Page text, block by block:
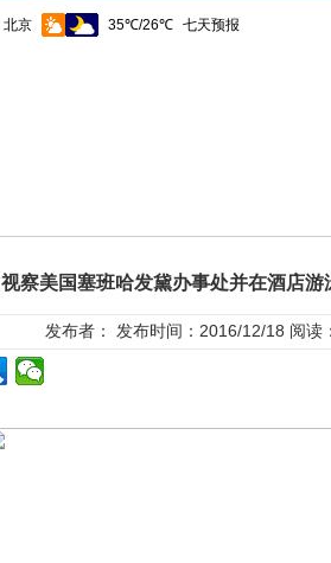
视察美国塞班哈发黛办事处并在酒店游
发布者： 发布时间：2016/12/18 阅读